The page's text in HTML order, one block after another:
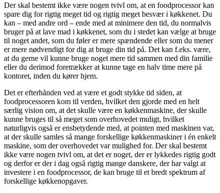
Der skal bestemt ikke være nogen tvivl om, at en foodprocessor kan
spare dig for rigtig meget tid og rigtig meget besvær i køkkenet. Du
kan – med andre ord – ende med at minimere den tid, du normalvis
bruger på at lave mad i køkkenet, som du i stedet kan vælge at bruge
til noget andet, som du føler er mere spændende eller som du mener
er mere nødvendigt for dig at bruge din tid på. Det kan f.eks. være,
at du gerne vil kunne bruge noget mere tid sammen med din familie
eller du derimod foretrækker at kunne tage en halv time mere på
kontoret, inden du kører hjem.
Det er efterhånden ved at være et godt stykke tid siden, at
foodprocessoren kom til verden, hvilket den gjorde med en helt
særlig vision om, at det skulle være en køkkenmaskine, der skulle
kunne bruges til så meget som overhovedet muligt, hvilket
naturligvis også er ensbetydende med, at pointen med maskinen var,
at der skulle samles så mange forskellige køkkenmaskiner i én enkelt
maskine, som der overhovedet var mulighed for. Der skal bestemt
ikke være nogen tvivl om, at det er noget, der er lykkedes rigtig godt
og derfor er der i dag også rigtig mange danskere, der har valgt at
investere i en foodprocessor, de kan bruge til et bredt spektrum af
forskellige køkkenopgaver.